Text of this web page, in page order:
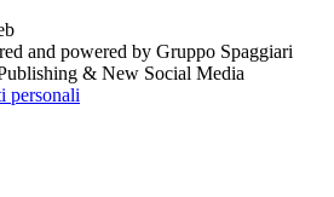
and powered by Gruppo Spaggiari
& New Social Media
personali